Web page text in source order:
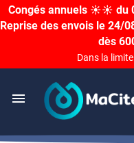
Congés annuels ☀️☀️ du
Reprise des envois le 24/
dès
Dans la
menu